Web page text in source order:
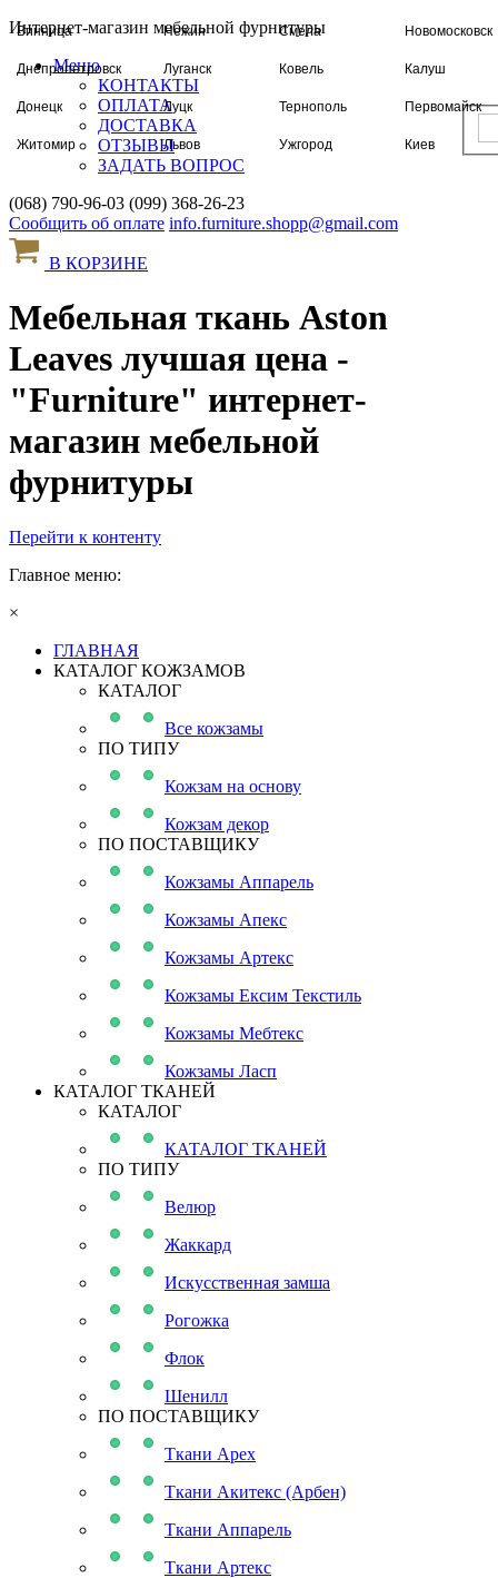
Интернет-магазин мебельной фурнитуры
Меню
КОНТАКТЫ
ОПЛАТА
ДОСТАВКА
ОТЗЫВЫ
ЗАДАТЬ ВОПРОС
(068) 790-96-03 (099) 368-26-23
Сообщить об оплате info.furniture.shopp@gmail.com
В КОРЗИНЕ
Мебельная ткань Aston
Leaves лучшая цена -
"Furniture" интернет-
магазин мебельной
фурнитуры
Перейти к контенту
Главное меню:
×
ГЛАВНАЯ
КАТАЛОГ КОЖЗАМОВ
КАТАЛОГ
Все кожзамы
ПО ТИПУ
Кожзам на основу
Кожзам декор
ПО ПОСТАВЩИКУ
Кожзамы Аппарель
Кожзамы Апекс
Кожзамы Артекс
Кожзамы Ексим Текстиль
Кожзамы Мебтекс
Кожзамы Ласп
КАТАЛОГ ТКАНЕЙ
КАТАЛОГ
КАТАЛОГ ТКАНЕЙ
ПО ТИПУ
Велюр
Жаккард
Искусственная замша
Рогожка
Флок
Шенилл
ПО ПОСТАВЩИКУ
Ткани Apex
Ткани Акитекс (Арбен)
Ткани Аппарель
Ткани Артекс
Винница
Днепропетровск
Донецк
Житомир
Ивано-Франковск
Червоноград
Нежин
Луганск
Луцк
Львов
Одесса
Смела
Ковель
Тернополь
Ужгород
Херсон
Новомосковск
Калуш
Первомайск
Киев